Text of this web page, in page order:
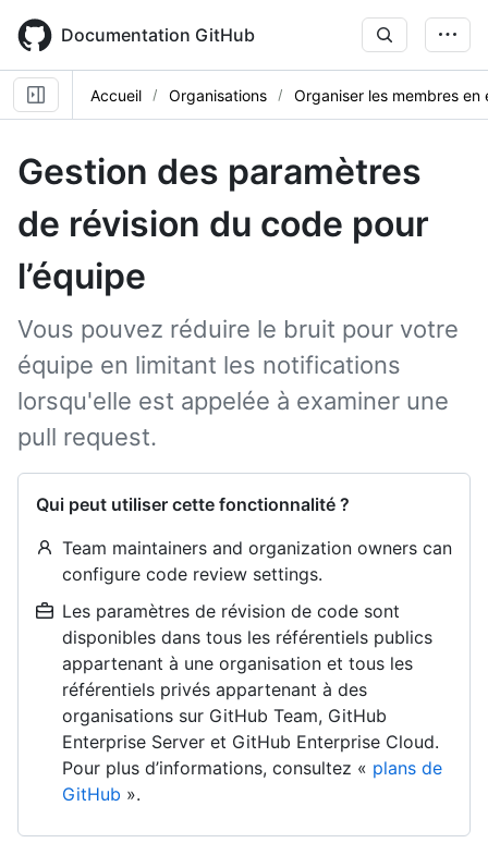
main
content
Documentation GitHub
Accueil Organisations Organiser les membres en
Gestion des paramètres
de révision du code pour
l’équipe
Vous pouvez réduire le bruit pour votre
équipe en limitant les notifications
lorsqu'elle est appelée à examiner une
pull request.
Qui peut utiliser cette fonctionnalité ?
Team maintainers and organization owners can
configure code review settings.
Les paramètres de révision de code sont
disponibles dans tous les référentiels publics
appartenant à une organisation et tous les
référentiels privés appartenant à des
organisations sur GitHub Team, GitHub
Enterprise Server et GitHub Enterprise Cloud.
Pour plus d’informations, consultez « plans de
GitHub ».